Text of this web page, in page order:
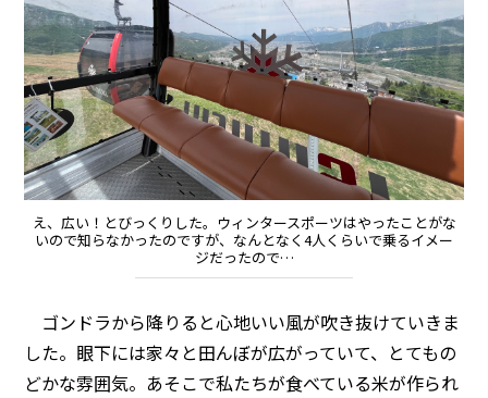
え、広い！とびっくりした。ウィンタースポーツはやったことがな
いので知らなかったのですが、なんとなく4人くらいで乗るイメー
ジだったので…
ゴンドラから降りると心地いい風が吹き抜けていきま
した。眼下には家々と田んぼが広がっていて、とてもの
どかな雰囲気。あそこで私たちが食べている米が作られ